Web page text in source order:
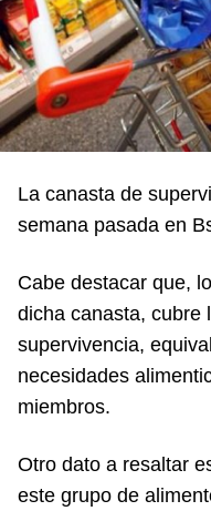
La canasta de
semana pasada en
Cabe destacar que,
dicha canasta, cubre
supervivencia,
necesidades
miembros.
Otro dato a resaltar
este grupo de